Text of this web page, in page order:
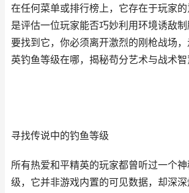
在任何菜单或排行榜上，它存在于玩家的
是评估一位玩家能否巧妙利用环境诱敌制
要找到它，你必须离开激烈的刚枪战场
英钓鱼等级在哪，揭秘苟分艺术与战术
寻找传说中的钓鱼等级
所有热爱和平精英的玩家都曾听过一个
级，它并非游戏内置的可见数据，却深